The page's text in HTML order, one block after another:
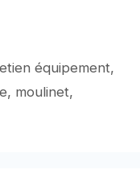
équipement,
, moulinet,